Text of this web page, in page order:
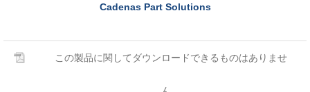
Cadenas Part Solutions
この製品に関してダウンロードできるものはありませ